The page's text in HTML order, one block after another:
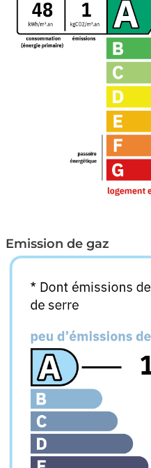
Emission de gaz